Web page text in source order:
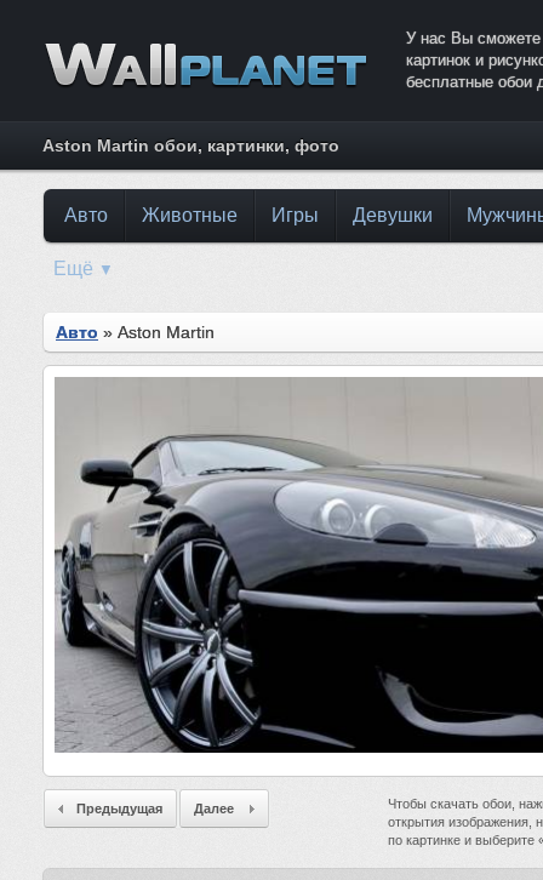
У нас Вы сможете
картинок и
бесплатные обои
Aston Martin обои, картинки, фото
Авто Животные Игры Девушки
Ещё ▼
Авто » Aston Martin
Чтобы скачать обои,
открытия изображения,
по картинке и
Предыдущая Далее